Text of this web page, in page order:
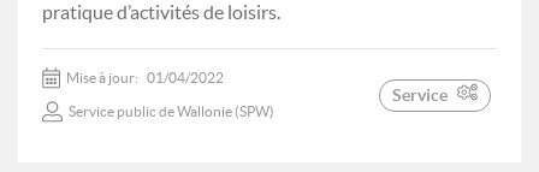
pratique d’activités de loisirs.
Mise à jour: 01/04/2022
Service public de Wallonie (SPW)
Service